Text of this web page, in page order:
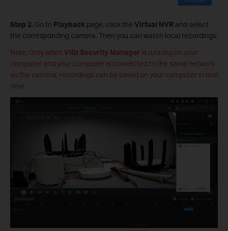
Step 2. Go to Playback page, click the Virtual NVR and select
the corresponding camera. Then you can watch local recordings.
Note: Only when VIGI Security Manager is running on your
computer and your computer is connected to the same network
as the camera, recordings can be saved on your computer in real
time.